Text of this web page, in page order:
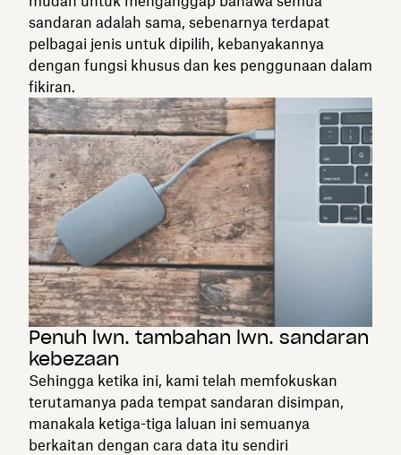
sandaran adalah sama, sebenarnya terdapat
pelbagai jenis untuk dipilih, kebanyakannya
dengan fungsi khusus dan kes penggunaan dalam
fikiran.
Penuh lwn. tambahan lwn. sandaran
kebezaan
Sehingga ketika ini, kami telah memfokuskan
terutamanya pada tempat sandaran disimpan,
manakala ketiga-tiga laluan ini semuanya
berkaitan dengan cara data itu sendiri